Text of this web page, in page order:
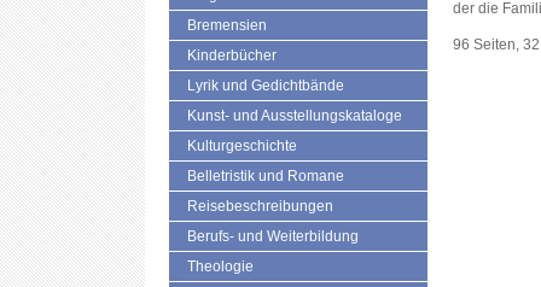
Bremensien
Kinderbücher
Lyrik und Gedichtbände
Kunst- und Ausstellungskataloge
Kulturgeschichte
Belletristik und Romane
Reisebeschreibungen
Berufs- und Weiterbildung
Theologie
der die
96 Seiten,